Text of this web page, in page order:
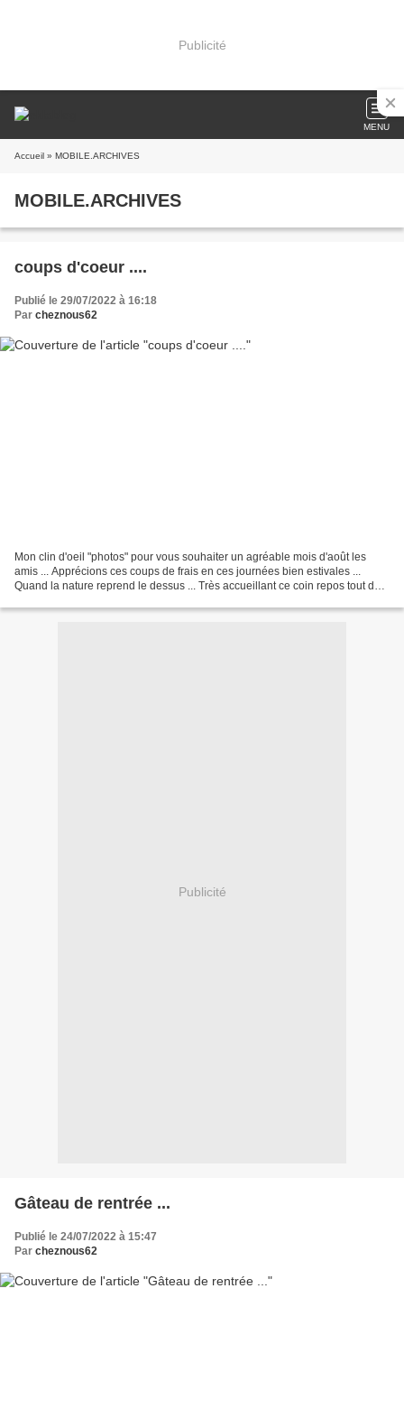
Publicité
MENU
Accueil » MOBILE.ARCHIVES
MOBILE.ARCHIVES
coups d'coeur ....
Publié le 29/07/2022 à 16:18
Par cheznous62
Mon clin d'oeil "photos" pour vous souhaiter un agréable mois d'août les
amis ... Apprécions ces coups de frais en ces journées bien estivales ...
Quand la nature reprend le dessus ... Très accueillant ce coin repos tout de
Publicité
Gâteau de rentrée ...
Publié le 24/07/2022 à 15:47
Par cheznous62